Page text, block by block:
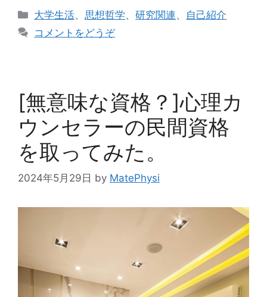
カ
大学生活、 思想哲学、研究関連、 自己紹介
コメントをどうぞ
[無意味な資格？]心理カ
ウンセラーの民間資格
を取ってみた。
2024年5月29日 by MatePhysi